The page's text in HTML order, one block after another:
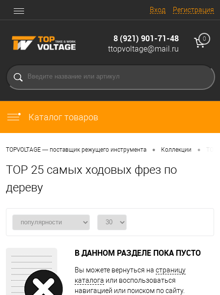
Вход Регистрация
8 (921) 901-71-48
ttopvoltage@mail.ru
0
Каталог товаров
TOPVOLTAGE — поставщик режущего инструмента • Коллекции • TOP
TOP 25 самых ходовых фрез по
дереву
В ДАННОМ РАЗДЕЛЕ ПОКА ПУСТО
Вы можете вернуться на страницу
каталога или воспользоваться
навигацией или поиском по сайту.